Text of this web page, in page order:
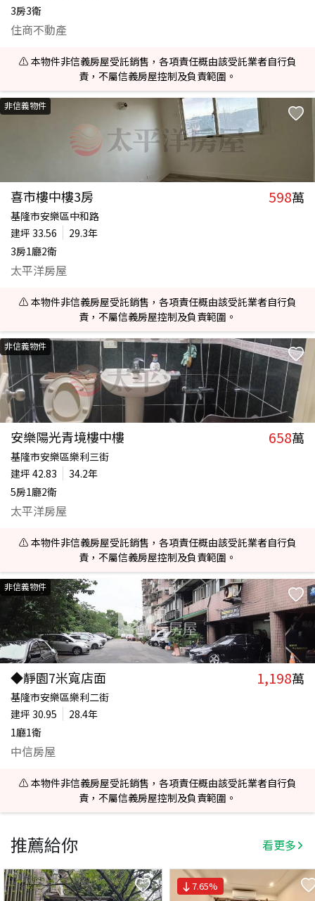
3房3衛
住商不動產
⚠️ 本物件非信義房屋受託銷售，各項責任概由該受託業者自行負
責，不屬信義房屋控制及負責範圍。
非信義物件
喜市樓中樓3房 598萬
基隆市安樂區中和路
建坪 33.56
29.3年
3房1廳2衛
太平洋房屋
⚠️ 本物件非信義房屋受託銷售，各項責任概由該受託業者自行負
責，不屬信義房屋控制及負責範圍。
非信義物件
安樂陽光青境樓中樓 658萬
基隆市安樂區樂利三街
建坪 42.83
34.2年
5房1廳2衛
太平洋房屋
⚠️ 本物件非信義房屋受託銷售，各項責任概由該受託業者自行負
責，不屬信義房屋控制及負責範圍。
非信義物件
◆靜園7米寬店面 1,198萬
基隆市安樂區樂利二街
建坪 30.95
28.4年
1廳1衛
中信房屋
⚠️ 本物件非信義房屋受託銷售，各項責任概由該受託業者自行負
責，不屬信義房屋控制及負責範圍。
推薦給你 看更多
7.65%